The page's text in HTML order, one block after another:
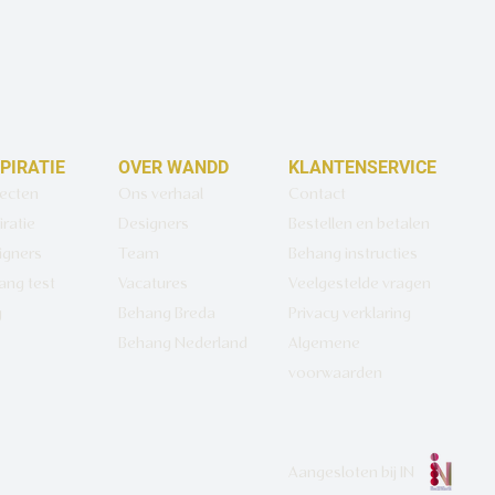
test
OVER WANDD
Ons verhaal
Designers
Team
Vacatures
Behang Breda
Behang Nederland
KLANTENSERVICE
Contact
Bestellen en betalen
Behang instructies
Veelgestelde vragen
Privacy verklaring
Algemene
voorwaarden
Aangesloten bij IN